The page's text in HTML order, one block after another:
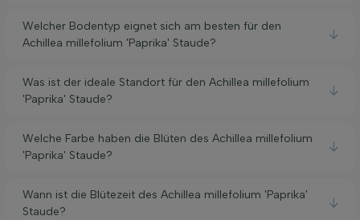
Welcher Bodentyp eignet sich am besten für den
Achillea millefolium 'Paprika' Staude?
Was ist der ideale Standort für den Achillea millefolium
'Paprika' Staude?
Welche Farbe haben die Blüten des Achillea millefolium
'Paprika' Staude?
Wann ist die Blütezeit des Achillea millefolium 'Paprika'
Staude?